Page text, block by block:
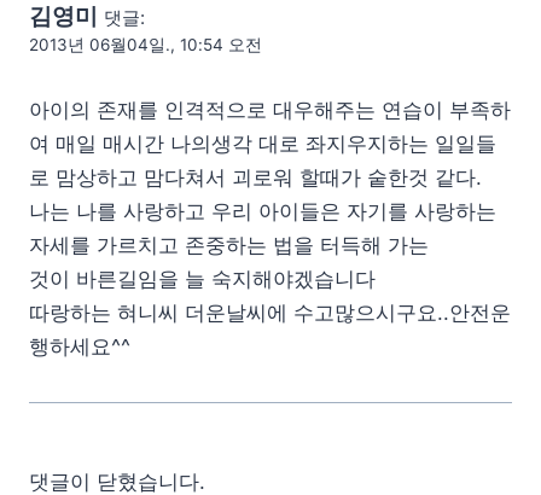
김영미 댓글:
2013년 06월04일., 10:54 오전
아이의 존재를 인격적으로 대우해주는 연습이 부족하
여 매일 매시간 나의생각 대로 좌지우지하는 일일들
로 맘상하고 맘다쳐서 괴로워 할때가 숱한것 같다.
나는 나를 사랑하고 우리 아이들은 자기를 사랑하는
자세를 가르치고 존중하는 법을 터득해 가는
것이 바른길임을 늘 숙지해야겠습니다
따랑하는 혀니씨 더운날씨에 수고많으시구요..안전운
행하세요^^
댓글이 닫혔습니다.